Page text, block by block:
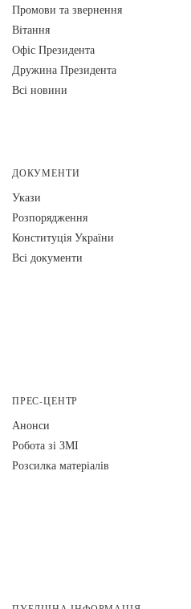
Промови та звернення
Вiтання
Офіс Президента
Дружина Президента
Всі новини
ДОКУМЕНТИ
Укази
Розпорядження
Конституція України
Всі документи
ПРЕС-ЦЕНТР
Анонси
Робота зі ЗМІ
Розсилка матеріалів